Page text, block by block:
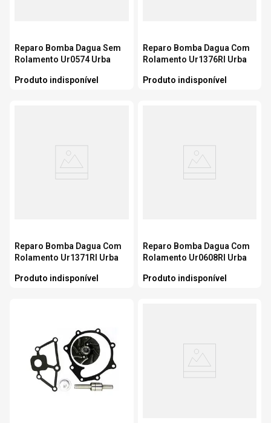
Reparo Bomba Dagua Sem
Rolamento Ur0574 Urba
Produto indisponível
Reparo Bomba Dagua Com
Rolamento Ur1376Rl Urba
Produto indisponível
Reparo Bomba Dagua Com
Rolamento Ur1371Rl Urba
Produto indisponível
Reparo Bomba Dagua Com
Rolamento Ur0608Rl Urba
Produto indisponível